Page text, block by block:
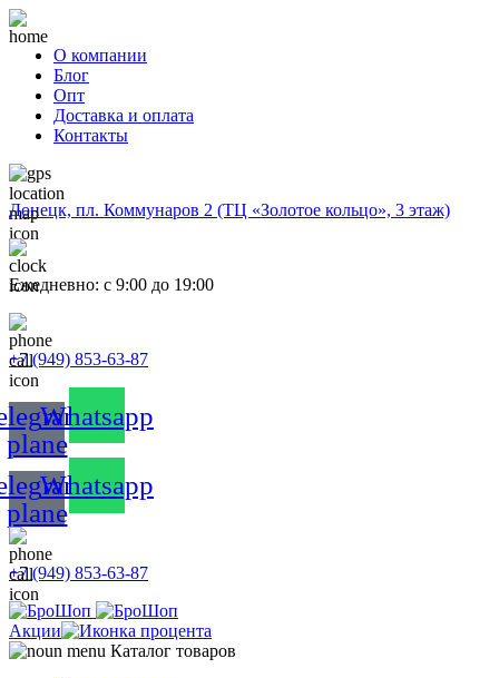
О компании
Блог
Опт
Доставка и оплата
Контакты
Донецк, пл. Коммунаров 2 (ТЦ «Золотое кольцо», 3 этаж)
Ежедневно: с 9:00 до 19:00
+7 (949) 853-63-87
plane
Whatsapp
plane
Whatsapp
+7 (949) 853-63-87
Акции
Каталог товаров